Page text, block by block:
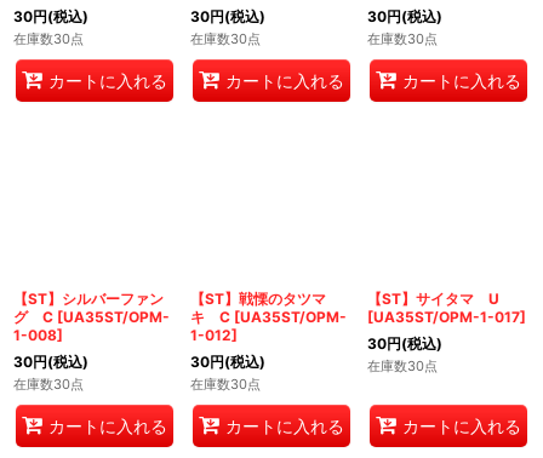
30円(税込)
在庫数30点
カートに入れる
30円(税込)
在庫数30点
カートに入れる
30円(税込)
在庫数30点
カートに入れる
【ST】シルバーファン
グ C [UA35ST/OPM-
1-008]
30円(税込)
在庫数30点
カートに入れる
【ST】戦慄のタツマ
キ C [UA35ST/OPM-
1-012]
30円(税込)
在庫数30点
カートに入れる
【ST】サイタマ U
[UA35ST/OPM-1-017]
30円(税込)
在庫数30点
カートに入れる